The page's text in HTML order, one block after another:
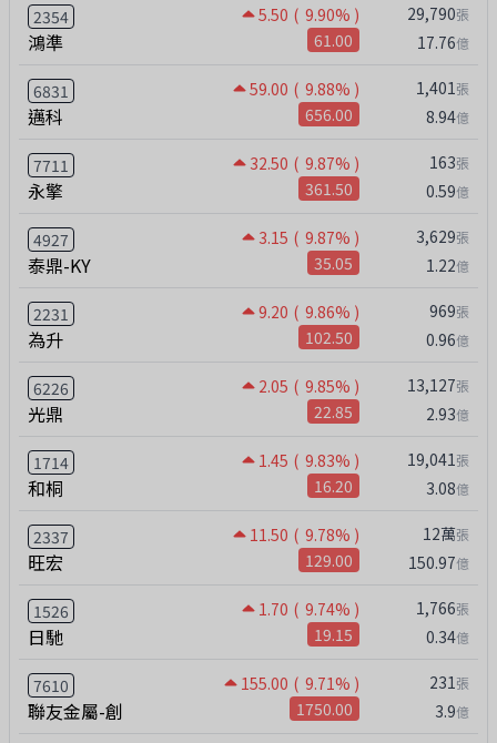
2354 5.50 ( 9.90% )
鴻準 61.00
29,790張
17.76億
6831 59.00 ( 9.88% )
邁科 656.00
1,401 張
8.94億
7711 32.50 ( 9.87% )
永擎 361.50
163張
0.59億
4927 3.15 ( 9.87% )
泰鼎-KY 35.05
3,629張
1.22億
2231 9.20 ( 9.86% )
為升 102.50
969張
0.96億
6226 2.05 ( 9.85% )
光鼎 22.85
13,127張
2.93億
1714 1.45 ( 9.83% )
和桐 16.20
19,041 張
3.08億
2337 11.50 ( 9.78% )
旺宏 129.00
12萬張
150.97億
1526 1.70 ( 9.74% )
日馳 19.15
1,766張
0.34億
7610 155.00 ( 9.71% )
聯友金屬-創 1750.00
231 張
3.9億